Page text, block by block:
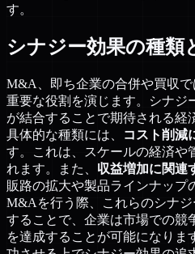
す。
シナジー効果の種類
M&A、即ち企業の合併や買収
重要な役割を演じます。シナジ
が結合することで期待される経
具体的な種類には、
コスト削減
す。これは、スケールの経済や
れます。また、 収益増加に関連
販路の拡大や製品ラインナップ
M&Aを行う際、これらのシナ
することで、企業は市場での競
を達成することが可能になり